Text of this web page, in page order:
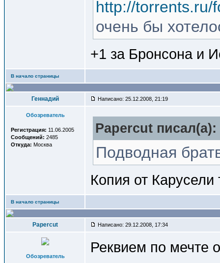
http://torrents.ru/
очень бы
+1 за Бронсона и
В начало страницы
Геннадий Написано: 25.12.2008, 21:19
Обозреватель
Регистрация: 11.06.2005
Сообщений: 2485
Откуда: Москва
Papercut писал(a):
Подводная
Копия от
В начало страницы
Papercut Написано: 29.12.2008, 17:34
Обозреватель
Реквием по мечте